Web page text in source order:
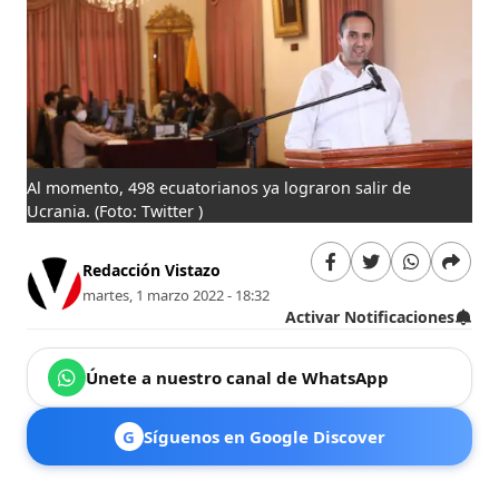
Al momento, 498 ecuatorianos ya lograron salir de
Ucrania.(Foto: Twitter )
Redacción Vistazo
martes, 1 marzo 2022 - 18:32
Activar Notificaciones
Únete a nuestro canal de WhatsApp
G Síguenos en Google Discover